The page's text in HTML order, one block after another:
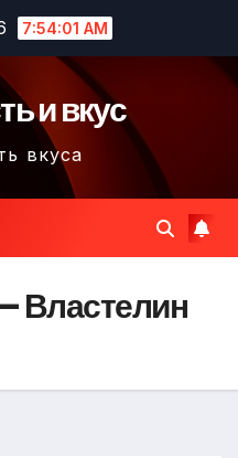
7:54:02 AM
и вкус
вкуса
Властелин